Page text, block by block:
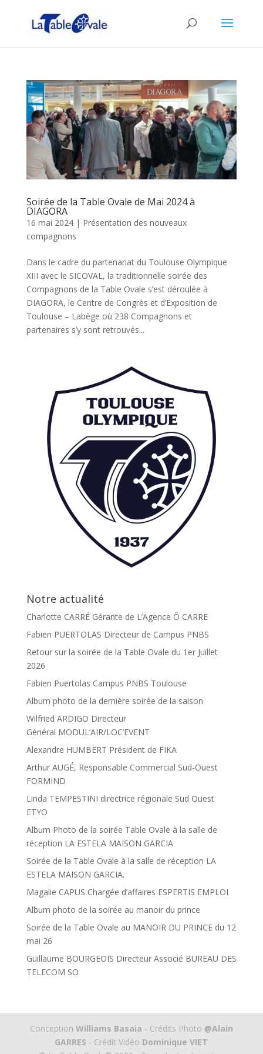
Soirée de la Table Ovale de Mai 2024 à
DIAGORA
16 mai 2024| Présentation des nouveaux
compagnons
Dans le cadre du partenariat du Toulouse Olympique
XIII avec le SICOVAL, la traditionnelle soirée des
Compagnons de la Table Ovale s’est déroulée à
DIAGORA, le Centre de Congrès et d’Exposition de
Toulouse – Labège où 238 Compagnons et
partenaires s’y sont retrouvés...
Notre actualité
Charlotte CARRÉ Gérante de L’Agence Ô CARRE
Fabien PUERTOLAS Directeur de Campus PNBS
Retour sur la soirée de la Table Ovale du 1er Juillet
2026
Fabien Puertolas Campus PNBS Toulouse
Album photo de la dernière soirée de la saison
Wilfried ARDIGO Directeur
Général MODUL’AIR/LOC’EVENT
Alexandre HUMBERT Président de FIKA
Arthur AUGÉ, Responsable Commercial Sud-Ouest
FORMIND
Linda TEMPESTINI directrice régionale Sud Ouest
ETYO
Album Photo de la soirée Table Ovale à la salle de
réception LA ESTELA MAISON GARCIA
Soirée de la Table Ovale à la salle de réception LA
ESTELA MAISON GARCIA.
Magalie CAPUS Chargée d’affaires ESPERTIS EMPLOI
Album photo de la soirée au manoir du prince
Soirée de la Table Ovale au MANOIR DU PRINCE du 12
mai 26
Guillaume BOURGEOIS Directeur Associé BUREAU DES
TELECOM SO
Conception Williams Basaia - Crédits Photo @Alain
GARRES - Crédit Vidéo Dominique VIET